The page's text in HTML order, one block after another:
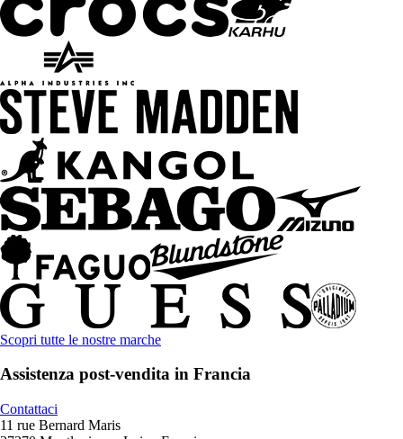
Scopri tutte le nostre marche
Assistenza post-vendita in Francia
Contattaci
11 rue Bernard Maris